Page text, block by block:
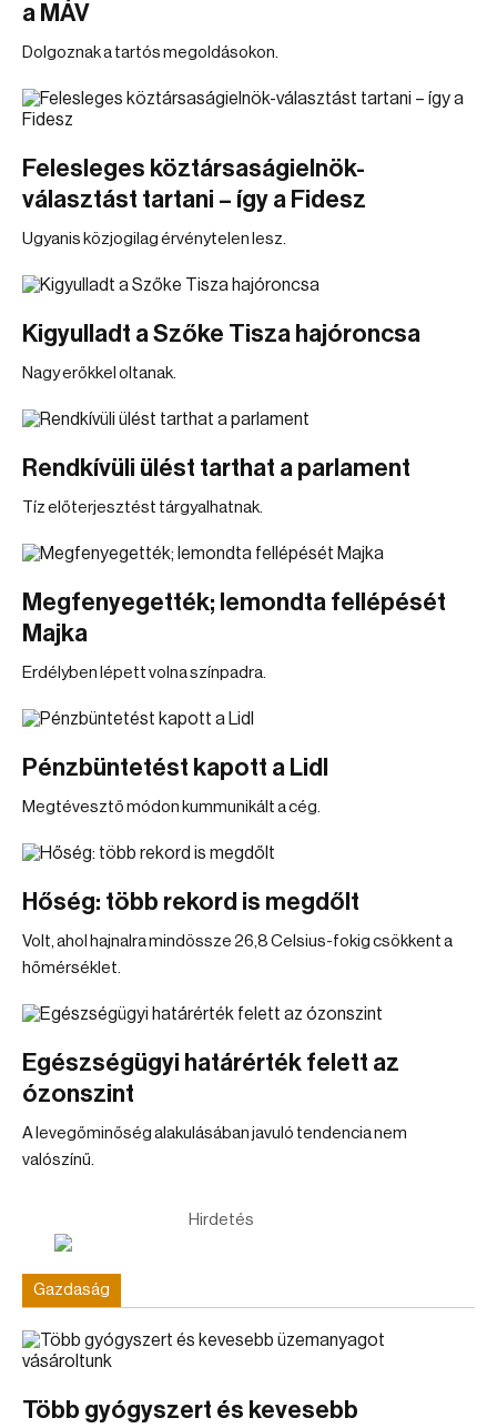
a MÁV
Dolgoznak a tartós megoldásokon.
Felesleges köztársaságielnök-
választást tartani – így a Fidesz
Ugyanis közjogilag érvénytelen lesz.
Kigyulladt a Szőke Tisza hajóroncsa
Nagy erőkkel oltanak.
Rendkívüli ülést tarthat a parlament
Tíz előterjesztést tárgyalhatnak.
Megfenyegették; lemondta fellépését
Majka
Erdélyben lépett volna színpadra.
Pénzbüntetést kapott a Lidl
Megtévesztő módon kummunikált a cég.
Hőség: több rekord is megdőlt
Volt, ahol hajnalra mindössze 26,8 Celsius-fokig csökkent a
hőmérséklet.
Egészségügyi határérték felett az
ózonszint
A levegőminőség alakulásában javuló tendencia nem
valószínű.
Hirdetés
Gazdaság
Több gyógyszert és kevesebb